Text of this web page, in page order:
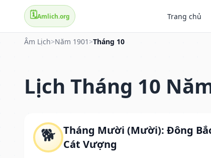
🗓️Amlich.org Trang chủ
Âm Lịch>Năm 1901 >Tháng 10
Lịch Tháng 10
🐕 Tháng Mười (Mười): Đông
Cát Vượng